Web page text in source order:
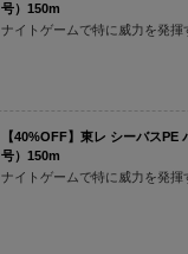
号）150m
ナイトゲームで特に威力を発揮
【40%OFF】東レ シーバスPE
号）150m
ナイトゲームで特に威力を発揮